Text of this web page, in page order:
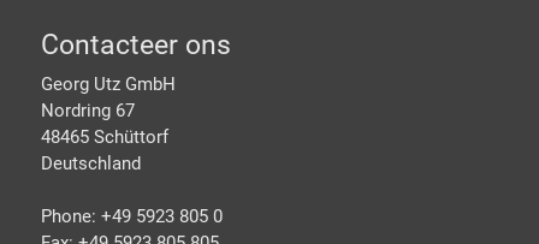
Footer
Contacteer ons
Georg Utz GmbH
Nordring 67
48465 Schüttorf
Deutschland
Phone: +49 5923 805 0